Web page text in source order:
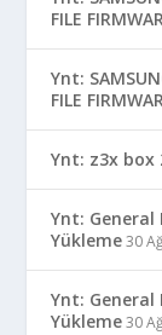
FILE
Ynt:
FILE
Ynt: z3x box
Ynt: General
Yükleme 30
Ynt: General
Yükleme 30